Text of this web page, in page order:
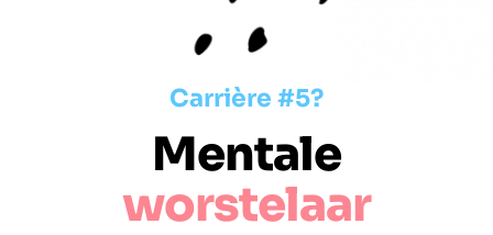
Carrière #5?
Mentale
worstelaar